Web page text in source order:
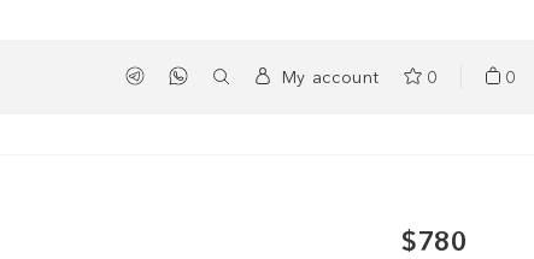
My account 0 0
$780